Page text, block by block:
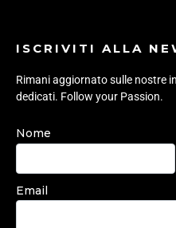
ISCRIVITI ALLA
Rimani aggiornato sulle nostre
dedicati. Follow your Passion.
Nome
Email